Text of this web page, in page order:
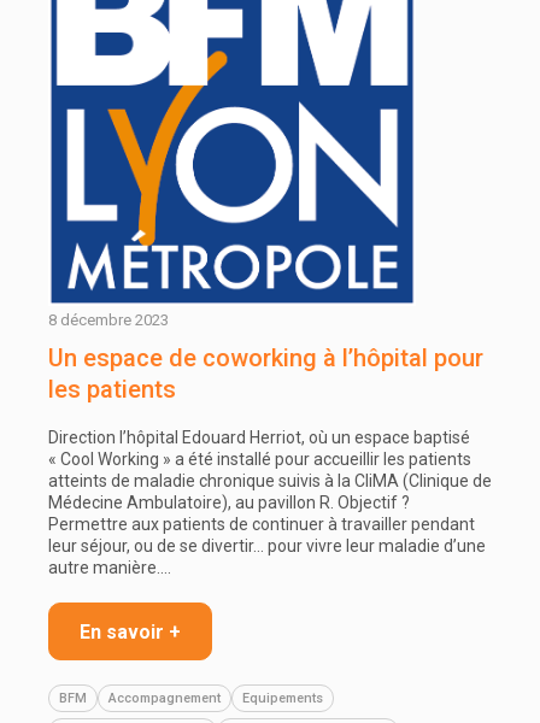
8 décembre 2023
Un espace de coworking à l’hôpital pour
les patients
Direction l’hôpital Edouard Herriot, où un espace baptisé
« Cool Working » a été installé pour accueillir les patients
atteints de maladie chronique suivis à la CliMA (Clinique de
Médecine Ambulatoire), au pavillon R. Objectif ?
Permettre aux patients de continuer à travailler pendant
leur séjour, ou de se divertir… pour vivre leur maladie d’une
autre manière.…
En savoir +
BFM Accompagnement Equipements